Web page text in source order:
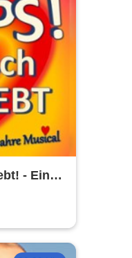
- Eine